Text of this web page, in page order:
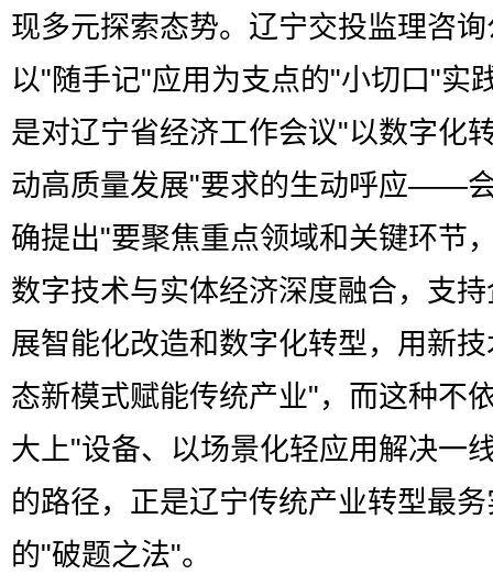
现多元探索态势。辽宁交投监理咨
以"随手记"应用为支点的"小切口"实
是对辽宁省经济工作会议"以数字化
动高质量发展"要求的生动呼应——
确提出"要聚焦重点领域和关键环节
数字技术与实体经济深度融合，支
展智能化改造和数字化转型，用新
态新模式赋能传统产业"，而这种不
大上"设备、以场景化轻应用解决一
的路径，正是辽宁传统产业转型最务
的"破题之法"。